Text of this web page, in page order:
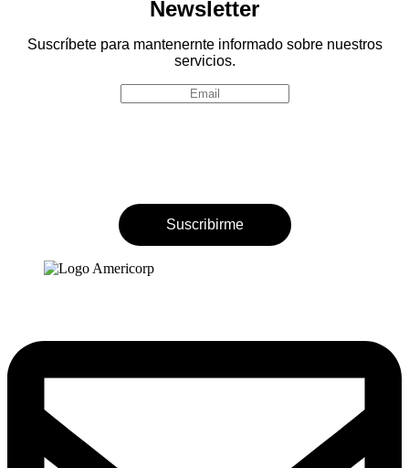
Newsletter
Suscríbete para mantenernte informado sobre nuestros
servicios.